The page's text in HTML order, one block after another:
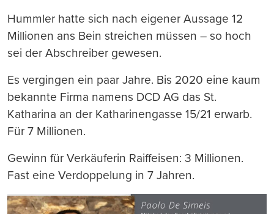
Hummler hatte sich nach eigener Aussage 12
Millionen ans Bein streichen müssen – so hoch
sei der Abschreiber gewesen.
Es vergingen ein paar Jahre. Bis 2020 eine kaum
bekannte Firma namens DCD AG das St.
Katharina an der Katharinengasse 15/21 erwarb.
Für 7 Millionen.
Gewinn für Verkäuferin Raiffeisen: 3 Millionen.
Fast eine Verdoppelung in 7 Jahren.